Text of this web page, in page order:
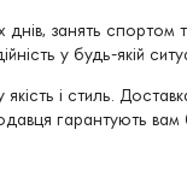
днів, занять спортом
у будь-якій
і стиль.
гарантують вам